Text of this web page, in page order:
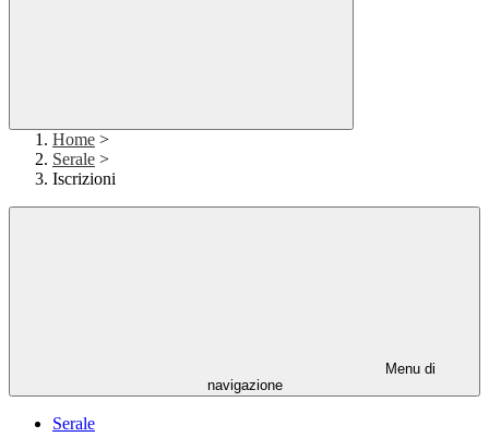
Home >
Serale >
Iscrizioni
Menu di
navigazione
Serale